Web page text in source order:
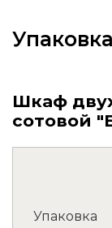
Упаковка
Шкаф
сотовой
Упаковка